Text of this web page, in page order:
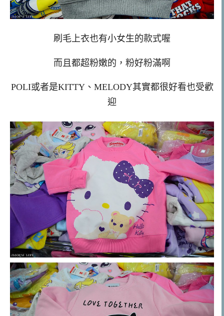
刷毛上衣也有小女生的款式喔
而且都超粉嫩的，粉好粉滿啊
POLI或者是KITTY、MELODY其實都很好看也受歡
迎